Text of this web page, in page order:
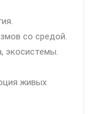
со средой.
экосистемы.
живых